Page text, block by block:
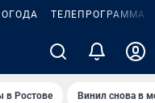
ТЕЛЕПРОГРАММА
в Ростове Винил снова в